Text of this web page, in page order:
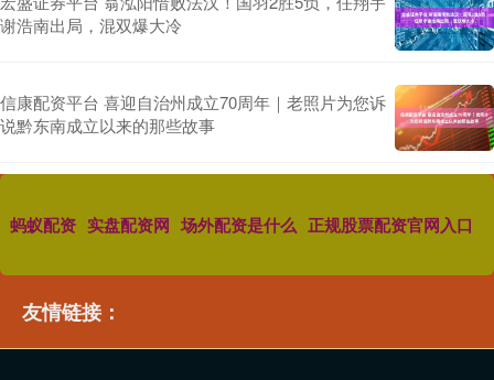
谢浩南出局，混双爆大冷
信康配资平台 喜迎自治州成立70周年｜老照片为您诉
说黔东南成立以来的那些故事
蚂蚁配资 实盘配资网 场外配资是什么 正规股票配资官网入口
友情链接：